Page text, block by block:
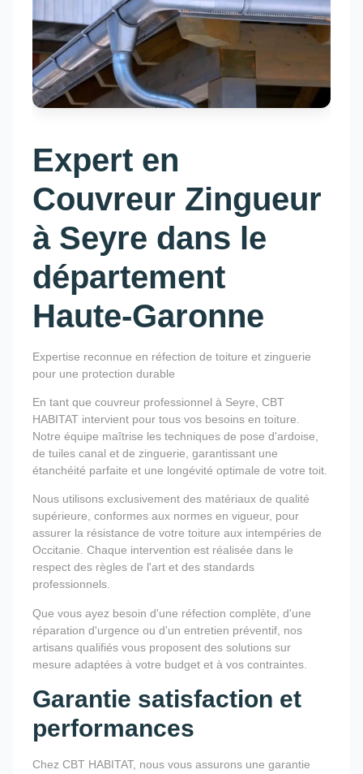
Expert en
Couvreur Zingueur
à Seyre dans le
département
Haute-Garonne
Expertise reconnue en réfection de toiture et zinguerie
pour une protection durable
En tant que couvreur professionnel à Seyre, CBT
HABITAT intervient pour tous vos besoins en toiture.
Notre équipe maîtrise les techniques de pose d'ardoise,
de tuiles canal et de zinguerie, garantissant une
étanchéité parfaite et une longévité optimale de votre toit.
Nous utilisons exclusivement des matériaux de qualité
supérieure, conformes aux normes en vigueur, pour
assurer la résistance de votre toiture aux intempéries de
Occitanie. Chaque intervention est réalisée dans le
respect des règles de l'art et des standards
professionnels.
Que vous ayez besoin d'une réfection complète, d'une
réparation d'urgence ou d'un entretien préventif, nos
artisans qualifiés vous proposent des solutions sur
mesure adaptées à votre budget et à vos contraintes.
Garantie satisfaction et
performances
Chez CBT HABITAT, nous vous assurons une garantie